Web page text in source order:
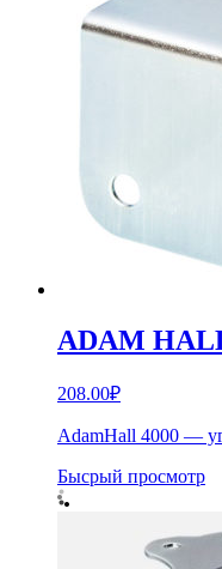
ADAM
208.00₽
AdamHall 4000 —
Бысрый просмотр